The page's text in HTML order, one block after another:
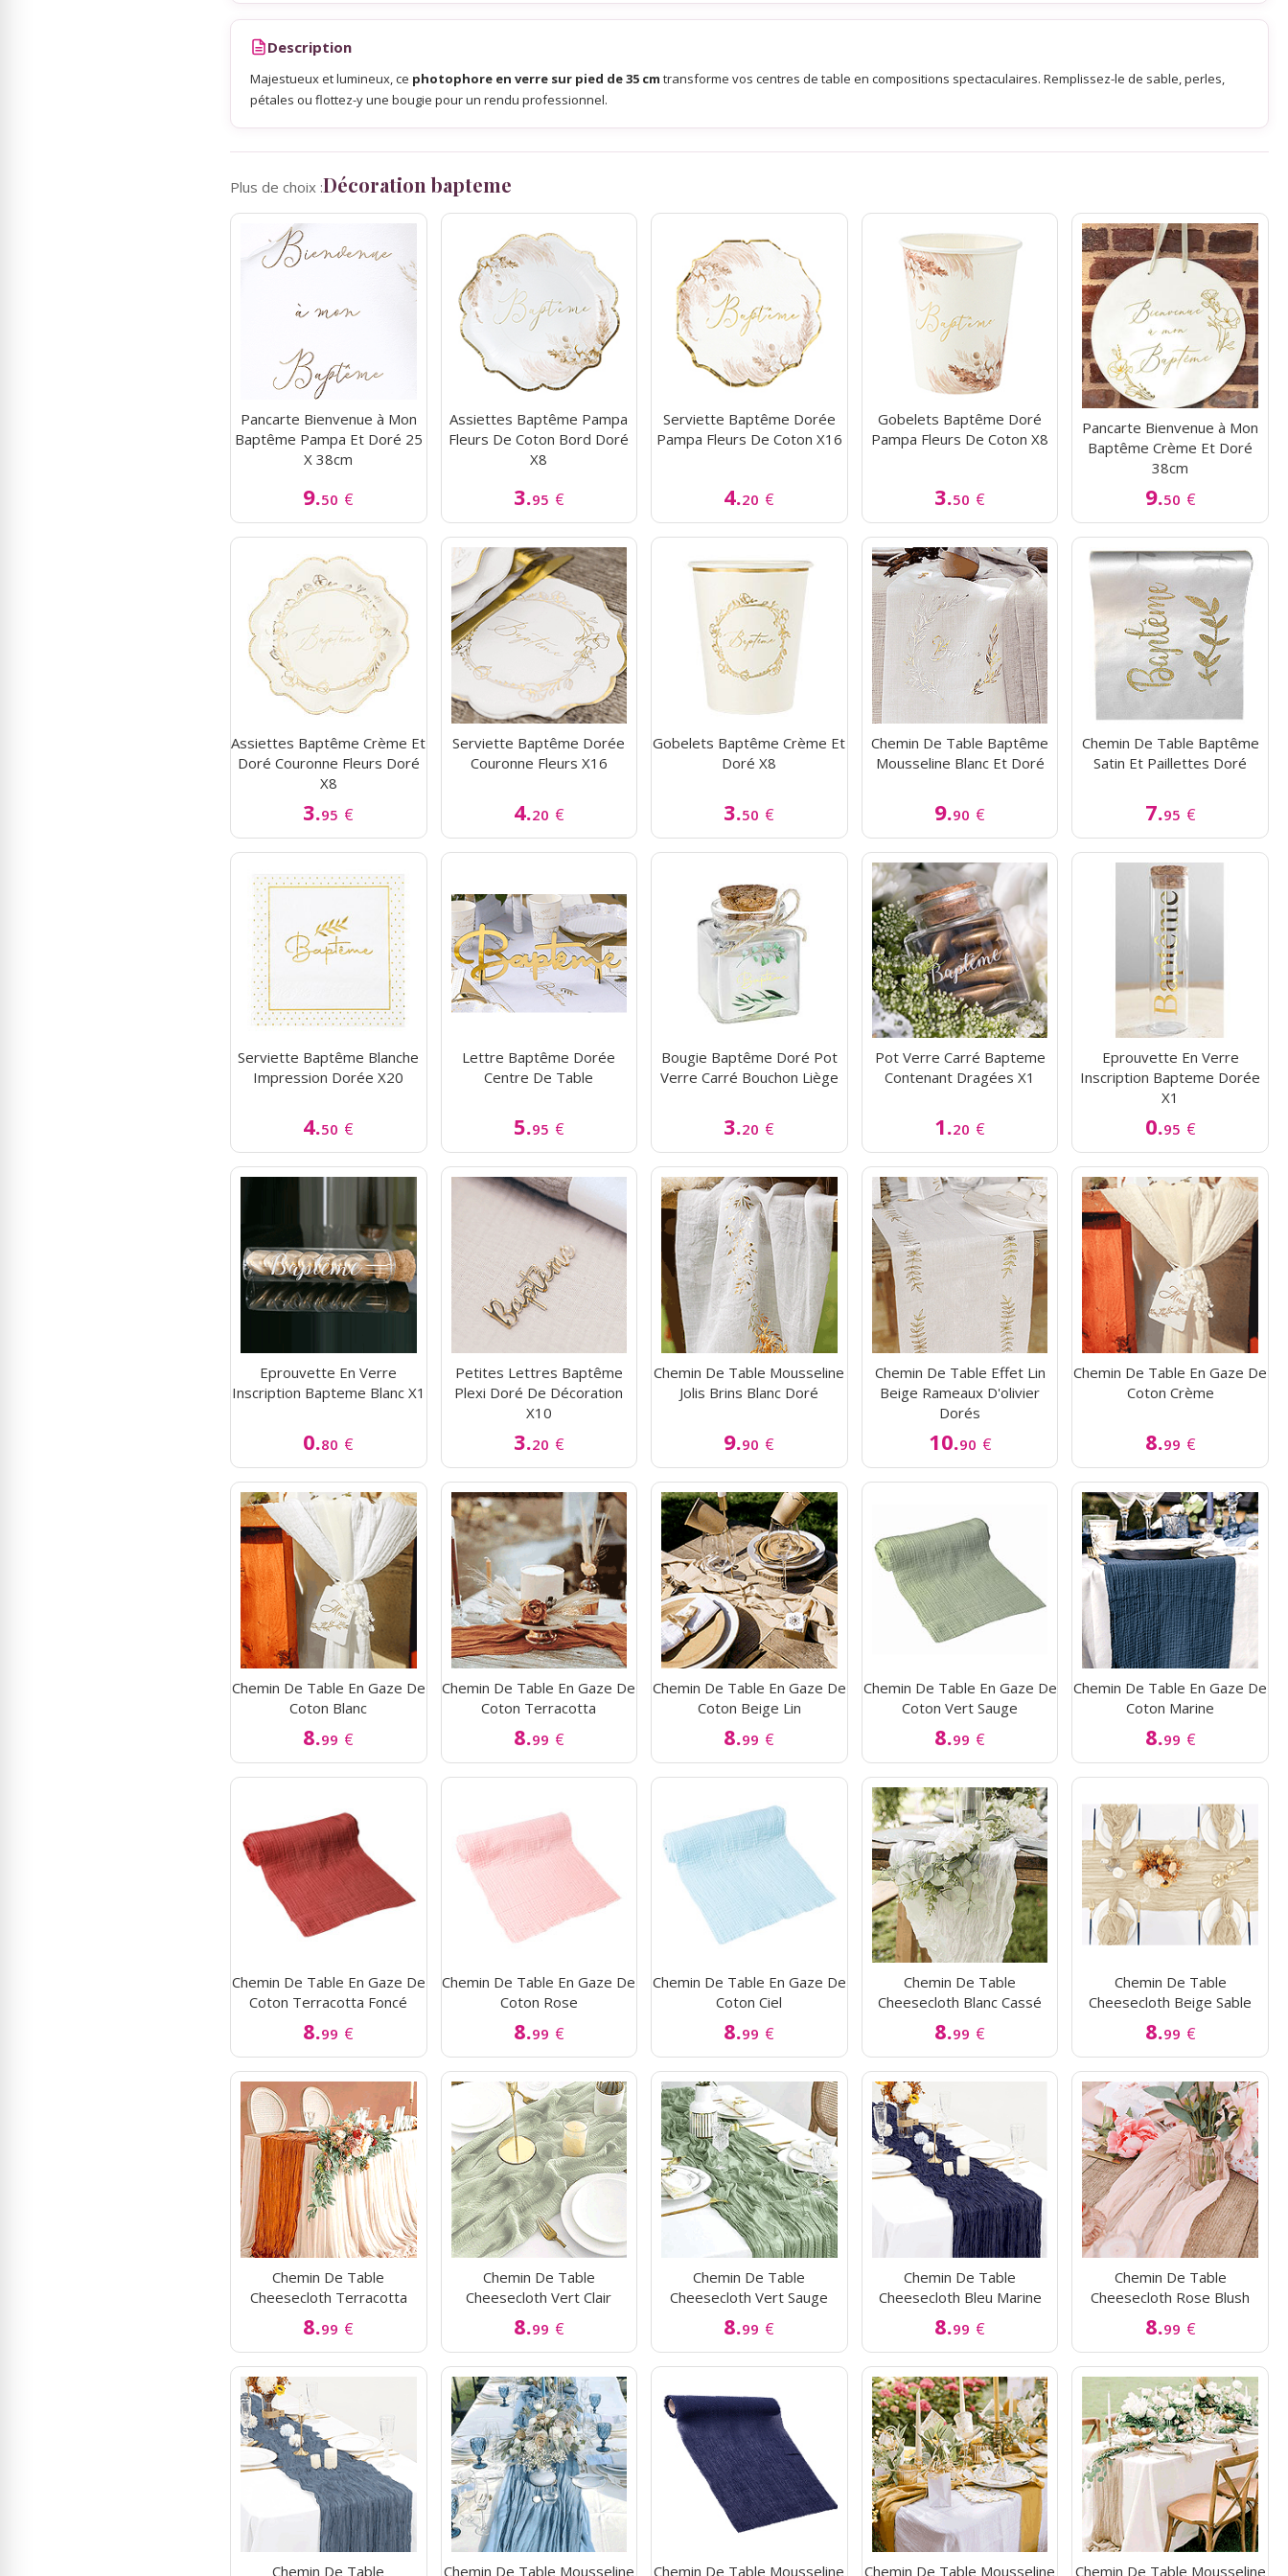
Description
Majestueux et lumineux, ce photophore en verre sur pied de 35 cm transforme vos centres de table en compositions spectaculaires. Remplissez-le de sable, perles,
pétales ou flottez-y une bougie pour un rendu professionnel.
Plus de choix :Décoration bapteme
Pancarte Bienvenue à Mon
Baptême Pampa Et Doré 25
X 38cm
9.50 €
Assiettes Baptême Pampa
Fleurs De Coton Bord Doré
X8
3.95 €
Serviette Baptême Dorée
Pampa Fleurs De Coton X16
4.20 €
Gobelets Baptême Doré
Pampa Fleurs De Coton X8
3.50 €
Pancarte Bienvenue à Mon
Baptême Crème Et Doré
38cm
9.50 €
Assiettes Baptême Crème Et
Doré Couronne Fleurs Doré
X8
3.95 €
Serviette Baptême Dorée
Couronne Fleurs X16
4.20 €
Gobelets Baptême Crème Et
Doré X8
3.50 €
Chemin De Table Baptême
Mousseline Blanc Et Doré
9.90 €
Chemin De Table Baptême
Satin Et Paillettes Doré
7.95 €
Serviette Baptême Blanche
Impression Dorée X20
4.50 €
Lettre Baptême Dorée
Centre De Table
5.95 €
Bougie Baptême Doré Pot
Verre Carré Bouchon Liège
3.20 €
Pot Verre Carré Bapteme
Contenant Dragées X1
1.20 €
Eprouvette En Verre
Inscription Bapteme Dorée
X1
0.95 €
Eprouvette En Verre
Inscription Bapteme Blanc X1
0.80 €
Petites Lettres Baptême
Plexi Doré De Décoration
X10
3.20 €
Chemin De Table Mousseline
Jolis Brins Blanc Doré
9.90 €
Chemin De Table Effet Lin
Beige Rameaux D'olivier
Dorés
10.90 €
Chemin De Table En Gaze De
Coton Crème
8.99 €
Chemin De Table En Gaze De
Coton Blanc
8.99 €
Chemin De Table En Gaze De
Coton Terracotta
8.99 €
Chemin De Table En Gaze De
Coton Beige Lin
8.99 €
Chemin De Table En Gaze De
Coton Vert Sauge
8.99 €
Chemin De Table En Gaze De
Coton Marine
8.99 €
Chemin De Table En Gaze De
Coton Terracotta Foncé
8.99 €
Chemin De Table En Gaze De
Coton Rose
8.99 €
Chemin De Table En Gaze De
Coton Ciel
8.99 €
Chemin De Table
Cheesecloth Blanc Cassé
8.99 €
Chemin De Table
Cheesecloth Beige Sable
8.99 €
Chemin De Table
Cheesecloth Terracotta
8.99 €
Chemin De Table
Cheesecloth Vert Clair
8.99 €
Chemin De Table
Cheesecloth Vert Sauge
8.99 €
Chemin De Table
Cheesecloth Bleu Marine
8.99 €
Chemin De Table
Cheesecloth Rose Blush
8.99 €
Chemin De Table Chemin De Table Mousseline Chemin De Table Mousseline Chemin De Table Mousseline Chemin De Table Mousseline